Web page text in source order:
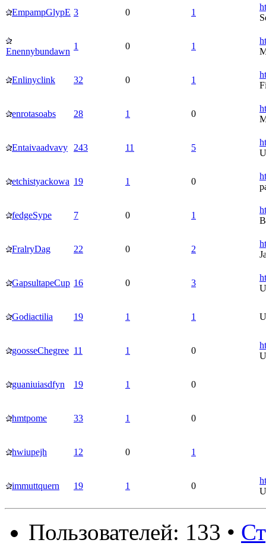
EmpampGlypE 3 0 1
Enennybundawn
1 0 1
Enlinyclink 32 0 1
enrotasoabs 28 1 0
Entaivaadvavy 243 11 5
etchistyackowa 19 1 0
fedgeSype 7 0 1
FralryDag 22 0 2
GapsultapeCup 16 0 3
Godiactilia 19 1 1
goosseChegree 11 1 0
guaniuiasdfyn 19 1 0
hmtpome 33 1 0
hwiupejh 12 0 1
immuttquern 19 1 0
Пользователей: 133 •